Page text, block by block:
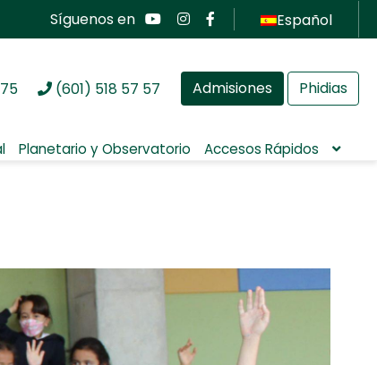
Síguenos en Español
(601) 518 57 57 Admisiones Phidias
Planetario y Observatorio Accesos Rápidos